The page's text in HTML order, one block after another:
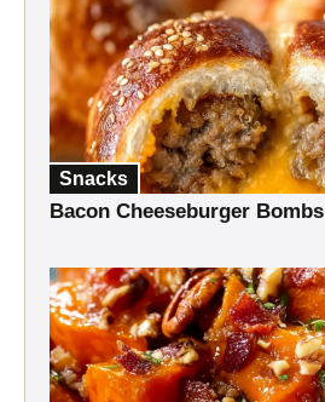
Snacks
Bacon Cheeseburger Bombs